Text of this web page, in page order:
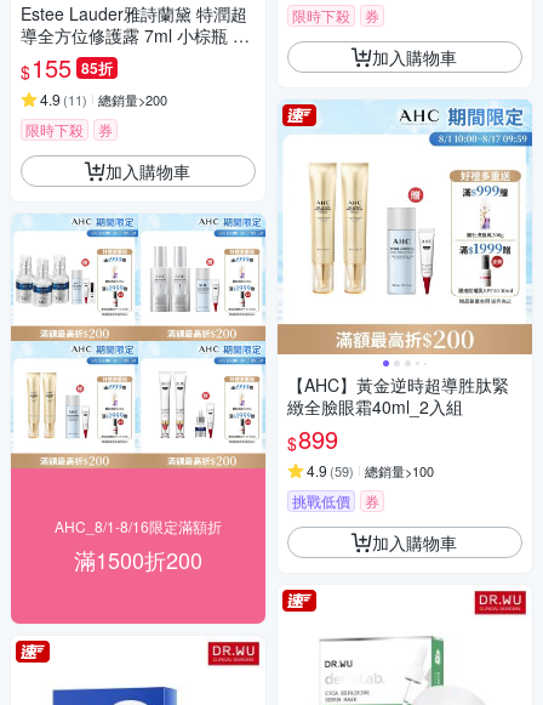
Estee Lauder雅詩蘭黛 特潤超
導全方位修護露 7ml 小棕瓶 台
灣專櫃公司貨
$155 85折
4.9 (11) 總銷量>200
限時下殺 券
加入購物車
AHC_8/1-8/16限定滿額折
滿1500折200
限時下殺 券
加入購物車
【AHC】黃金逆時超導胜肽緊
緻全臉眼霜40ml_2入組
$899
4.9 (59) 總銷量>100
挑戰低價 券
加入購物車